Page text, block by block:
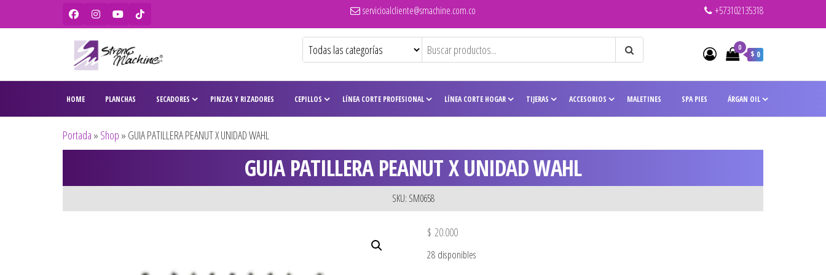
servicioalcliente@smachine.com.co +573102135318
Strong
Machine –
BaBylissPRO
– WAHL –
planchas,
rizadores,
maquinas
cepillos y
originales
0
$ 0
HOME PLANCHAS SECADORES PINZAS Y RIZADORES CEPILLOS LÍNEA CORTE PROFESIONAL LÍNEA CORTE HOGAR TIJERAS ACCESORIOS MALETINES SPA PIES ÁRGAN OIL
Portada » Shop » GUIA PATILLERA PEANUT X UNIDAD WAHL
GUIA PATILLERA PEANUT X UNIDAD WAHL
SKU: SM0658
$ 20.000
28 disponibles